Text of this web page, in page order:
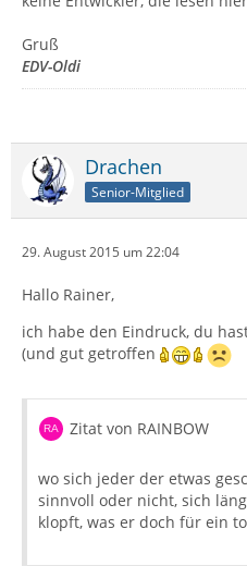
Gruß
EDV-Oldi
Drachen
Senior-Mitglied
29. August 2015 um 22:04
Hallo Rainer,
ich habe den Eindruck, du
(und gut getroffen
Zitat von RAINBOW
wo sich jeder der etwas
sinnvoll oder nicht, sich
klopft, was er doch für ein